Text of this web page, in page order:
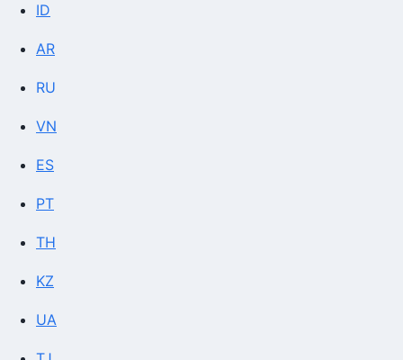
ID
AR
RU
VN
ES
PT
TH
KZ
UA